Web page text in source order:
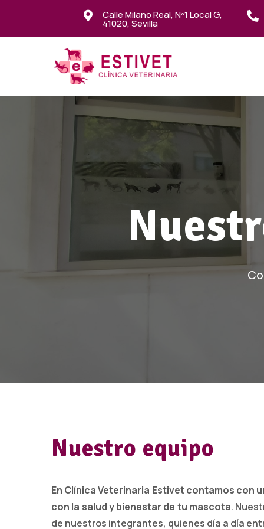
 Calle Milano Real, Nº1 Local G,
41020, Sevilla

Nuestro equipo
En Clínica Veterinaria Estivet contamos con
con la salud y bienestar de tu mascota.
de nuestros integrantes, quienes día a día